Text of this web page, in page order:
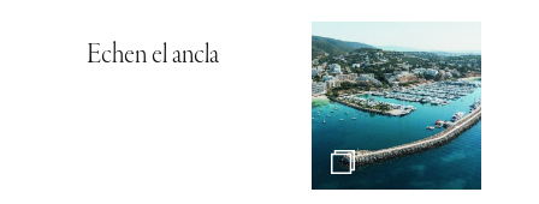
Echen el ancla